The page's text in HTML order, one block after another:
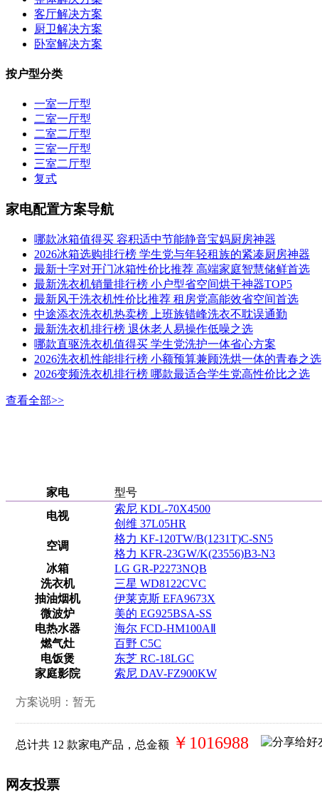
客厅解决方案
厨卫解决方案
卧室解决方案
按户型分类
一室一厅型
二室一厅型
二室二厅型
三室一厅型
三室二厅型
复式
家电配置方案导航
哪款冰箱值得买 容积适中节能静音宝妈厨房神器
2026冰箱选购排行榜 学生党与年轻租族的紧凑厨房神器
最新十字对开门冰箱性价比推荐 高端家庭智慧储鲜首选
最新洗衣机销量排行榜 小户型省空间烘干神器TOP5
最新风干洗衣机性价比推荐 租房党高能效省空间首选
中途添衣洗衣机热卖榜 上班族错峰洗衣不耽误通勤
最新洗衣机排行榜 退休老人易操作低噪之选
哪款直驱洗衣机值得买 学生党洗护一体省心方案
2026洗衣机性能排行榜 小额预算兼顾洗烘一体的青春之选
2026变频洗衣机排行榜 哪款最适合学生党高性价比之选
查看全部>>
家电
型号
电视
索尼 KDL-70X4500
创维 37L05HR
空调
格力 KF-120TW/B(1231T)C-SN5
格力 KFR-23GW/K(23556)B3-N3
冰箱
LG GR-P2273NQB
洗衣机
三星 WD8122CVC
抽油烟机
伊莱克斯 EFA9673X
微波炉
美的 EG925BSA-SS
电热水器
海尔 FCD-HM100AⅡ
燃气灶
百野 C5C
电饭煲
东芝 RC-18LGC
家庭影院
索尼 DAV-FZ900KW
方案说明： 暂无
总计共 12 款家电产品，总金额 ￥1016988
网友投票